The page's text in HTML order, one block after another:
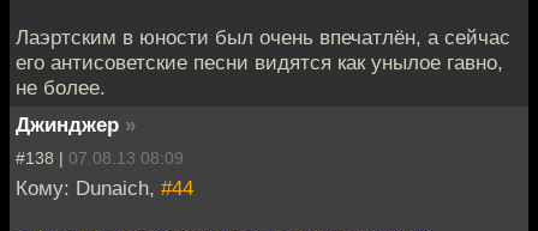
Лаэртским в юности был очень впечатлён, а сейчас
его антисоветские песни видятся как унылое гавно,
не более.
Джинджер »
#138 | 07.08.13 08:09
Кому: Dunaich, #44